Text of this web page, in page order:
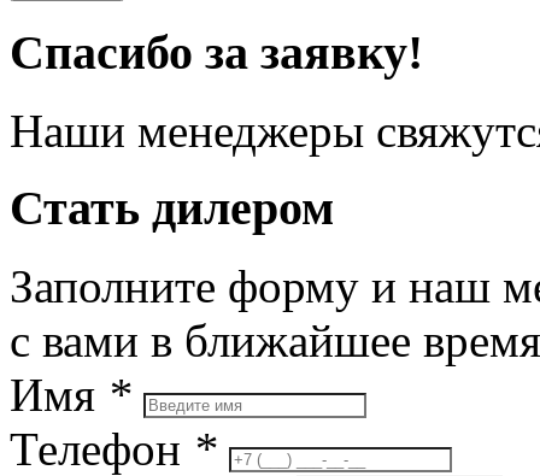
Спасибо за заявку!
Наши менеджеры
Стать дилером
Заполните форму и наш
с вами в ближайшее время
Имя *
Телефон *